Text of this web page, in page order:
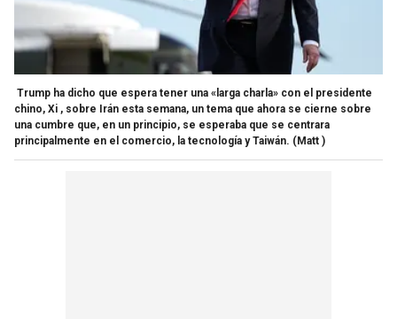
Trump ha dicho que espera tener una «larga charla» con el presidente
chino, Xi , sobre Irán esta semana, un tema que ahora se cierne sobre
una cumbre que, en un principio, se esperaba que se centrara
principalmente en el comercio, la tecnología y Taiwán. (Matt )